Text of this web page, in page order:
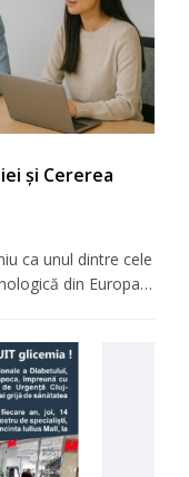
și Cererea
ca unul dintre cele
din Europa…